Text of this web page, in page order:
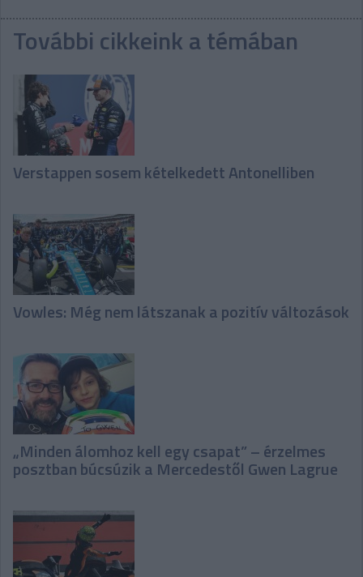
További cikkeink a témában
Verstappen sosem kételkedett Antonelliben
Vowles: Még nem látszanak a pozitív változások
„Minden álomhoz kell egy csapat” – érzelmes
posztban búcsúzik a Mercedestől Gwen Lagrue